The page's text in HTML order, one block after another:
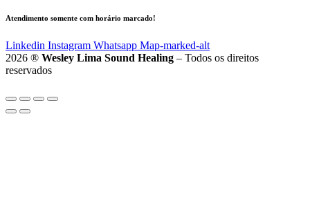
Atendimento somente com horário marcado!
Linkedin Instagram Whatsapp Map-marked-alt
2026 ® Wesley Lima Sound Healing – Todos os direitos
reservados